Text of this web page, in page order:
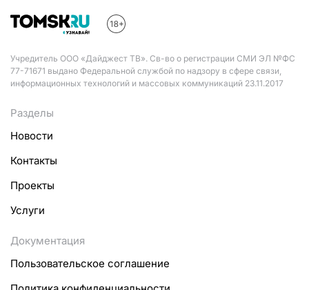
Учредитель ООО «Дайджест ТВ». Св-во о регистрации СМИ ЭЛ №ФС
77-71671 выдано Федеральной службой по надзору в сфере связи,
информационных технологий и массовых коммуникаций 23.11.2017
Разделы
Новости
Контакты
Проекты
Услуги
Документация
Пользовательское соглашение